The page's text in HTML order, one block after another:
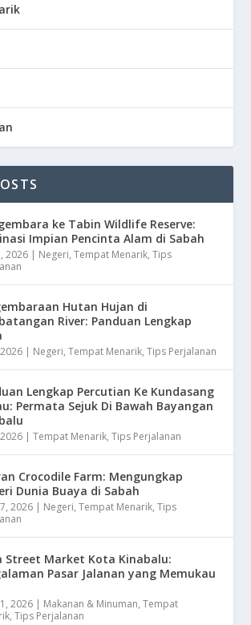
ke Tabin Wildlife Reserve:
Impian Pencinta Alam di Sabah
2026 | Negeri,Tempat Menarik,Tips
Hutan Hujan di
River: Panduan Lengkap
| Negeri,Tempat Menarik,Tips Perjalanan
Lengkap Percutian Ke Kundasang
Permata Sejuk Di Bawah Bayangan
|Tempat Menarik,Tips Perjalanan
Crocodile Farm: Mengungkap
Dunia Buaya di Sabah
2026 | Negeri,Tempat Menarik,Tips
Street Market Kota Kinabalu:
Pasar Jalanan yang Memukau
2026 | Makanan & Minuman,Tempat
,Tips Perjalanan